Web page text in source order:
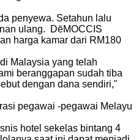
penyewa. Setahun lalu
ulang. DēMOCCIS
harga kamar dari RM180
Malaysia yang telah
beranggapan sudah tiba
dengan dana sendiri,"
pegawai -pegawai Melayu
hotel sekelas bintang 4